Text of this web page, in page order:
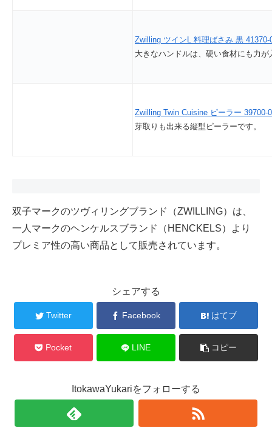
Zwilling ツインL 料理ばさみ 黒 41370-
大きなハンドルは、硬い食材にも力
Zwilling Twin Cuisine ピーラー 39700-
芽取りも出来る縦型ピーラーです
双子マークのツヴィリングブランド（ZWILLING）は、
一人マークのヘンケルスブランド（HENCKELS）より
プレミア性の高い商品として販売されています。
シェアする
Twitter Facebook はてブ
Pocket LINE コピー
ItokawaYukariをフォローする